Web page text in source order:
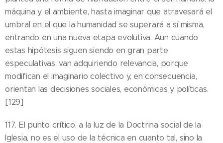
máquina y el ambiente, hasta imaginar que atravesará el
umbral en el que la humanidad se superará a sí misma,
entrando en una nueva etapa evolutiva. Aun cuando
estas hipótesis siguen siendo en gran parte
especulativas, van adquiriendo relevancia, porque
modifican el imaginario colectivo y, en consecuencia,
orientan las decisiones sociales, económicas y políticas.
[129]
117. El punto crítico, a la luz de la Doctrina social de la
Iglesia, no es el uso de la técnica en cuanto tal, sino la